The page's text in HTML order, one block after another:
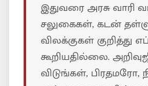
இதுவரை அரசு வாரி
சலுகைகள், கடன்
விலக்குகள் குறித்து
கூறியதில்லை.
விடுங்கள், பிரதமரோ,